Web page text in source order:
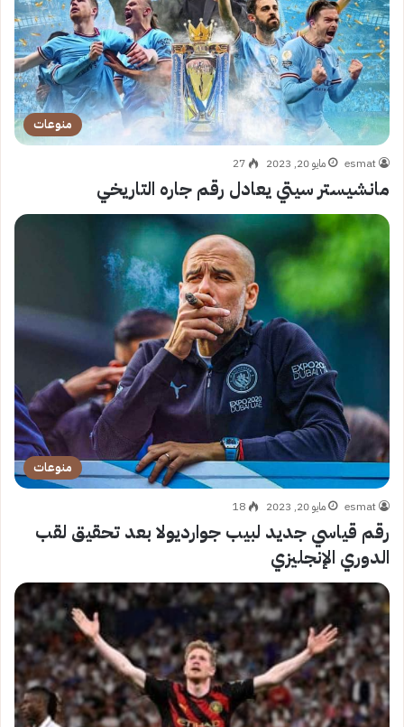
منوعات
esmat مايو 20, 2023 27
مانشيستر سيتي يعادل رقم جاره التاريخي
منوعات
esmat مايو 20, 2023 18
رقم قياسي جديد لبيب جوارديولا بعد تحقيق لقب
الدوري الإنجليزي